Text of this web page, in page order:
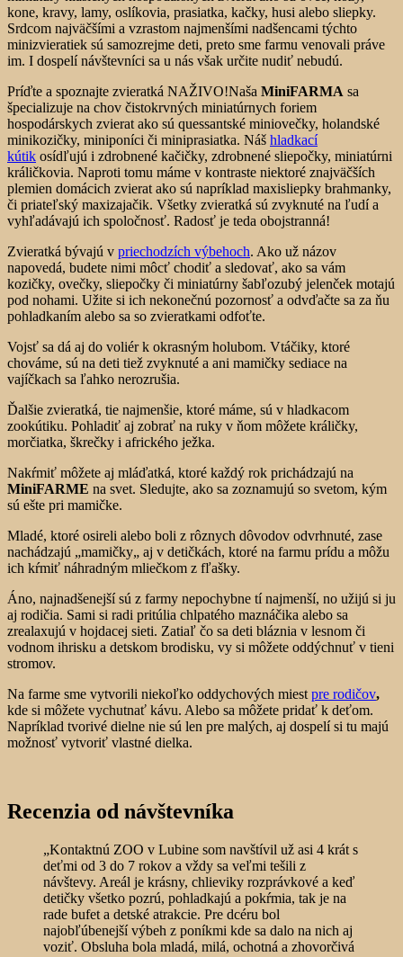
kone, kravy, lamy, oslíkovia, prasiatka, kačky, husi alebo sliepky.
Srdcom najväčšími a vzrastom najmenšími nadšencami týchto
minizvieratiek sú samozrejme deti, preto sme farmu venovali práve
im. I dospelí návštevníci sa u nás však určite nudiť nebudú.
Príďte a spoznajte zvieratká NAŽIVO!Naša MiniFARMA sa
špecializuje na chov čistokrvných miniatúrnych foriem
hospodárskych zvierat ako sú quessantské miniovečky, holandské
minikozičky, miniponíci či miniprasiatka. Náš hladkací
kútik osídľujú i zdrobnené kačičky, zdrobnené sliepočky, miniatúrni
králičkovia. Naproti tomu máme v kontraste niektoré znajväčších
plemien domácich zvierat ako sú napríklad maxisliepky brahmanky,
či priateľský maxizajačik. Všetky zvieratká sú zvyknuté na ľudí a
vyhľadávajú ich spoločnosť. Radosť je teda obojstranná!
Zvieratká bývajú v priechodzích výbehoch. Ako už názov
napovedá, budete nimi môcť chodiť a sledovať, ako sa vám
kozičky, ovečky, sliepočky či miniatúrny šabľozubý jelenček motajú
pod nohami. Užite si ich nekonečnú pozornosť a odvďačte sa za ňu
pohladkaním alebo sa so zvieratkami odfoťte.
Vojsť sa dá aj do voliér k okrasným holubom. Vtáčiky, ktoré
chováme, sú na deti tiež zvyknuté a ani mamičky sediace na
vajíčkach sa ľahko nerozrušia.
Ďalšie zvieratká, tie najmenšie, ktoré máme, sú v hladkacom
zookútiku. Pohladiť aj zobrať na ruky v ňom môžete králičky,
morčiatka, škrečky i afrického ježka.
Nakŕmiť môžete aj mláďatká, ktoré každý rok prichádzajú na
MiniFARME na svet. Sledujte, ako sa zoznamujú so svetom, kým
sú ešte pri mamičke.
Mladé, ktoré osireli alebo boli z rôznych dôvodov odvrhnuté, zase
nachádzajú „mamičky„ aj v detičkách, ktoré na farmu prídu a môžu
ich kŕmiť náhradným mliečkom z fľašky.
Áno, najnadšenejší sú z farmy nepochybne tí najmenší, no užijú si ju
aj rodičia. Sami si radi pritúlia chlpatého maznáčika alebo sa
zrealaxujú v hojdacej sieti. Zatiaľ čo sa deti bláznia v lesnom či
vodnom ihrisku a detskom brodisku, vy si môžete oddýchnuť v tieni
stromov.
Na farme sme vytvorili niekoľko oddychových miest pre rodičov,
kde si môžete vychutnať kávu. Alebo sa môžete pridať k deťom.
Napríklad tvorivé dielne nie sú len pre malých, aj dospelí si tu majú
možnosť vytvoriť vlastné dielka.
Recenzia od návštevníka
„Kontaktnú ZOO v Lubine som navštívil už asi 4 krát s
deťmi od 3 do 7 rokov a vždy sa veľmi tešili z
návštevy. Areál je krásny, chlieviky rozprávkové a keď
detičky všetko pozrú, pohladkajú a pokŕmia, tak je na
rade bufet a detské atrakcie. Pre dcéru bol
najobľúbenejší výbeh z poníkmi kde sa dalo na nich aj
voziť. Obsluha bola mladá, milá, ochotná a zhovorčivá